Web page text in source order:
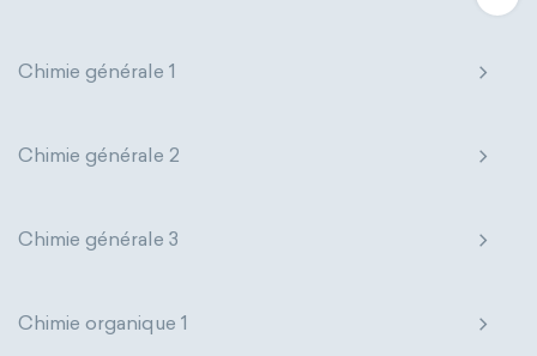
Chimie générale 1
Chimie générale 2
Chimie générale 3
Chimie organique 1